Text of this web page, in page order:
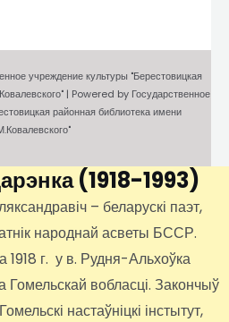
учреждение культуры "Берестовицкая
| Powered by Государственное
районная библиотека имени
(1918-1993)
– беларускі паэт,
народнай асветы БССР.
1918 г. у в. Рудня-Альхоўка
вобласці. Закончыў
настаўніцкі інстытут,